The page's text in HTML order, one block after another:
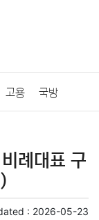
고용 국방
폐 블록체인
인테리어
례대표 구
: 2026-05-23